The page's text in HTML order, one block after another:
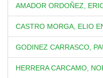
AMADOR ORDOÑEZ,
CASTRO MORGA, ELIO
GODINEZ CARRASCO,
HERRERA CARCAMO,